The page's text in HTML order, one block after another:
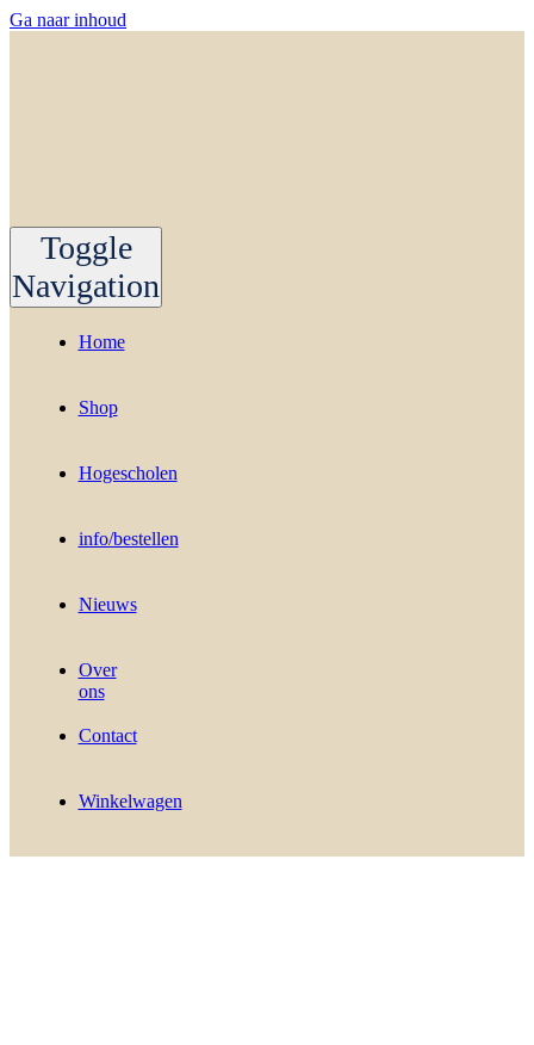
Ga naar inhoud
Toggle
Navigation
Home
Shop
Hogescholen
info/bestellen
Nieuws
Over
ons
Contact
Winkelwagen